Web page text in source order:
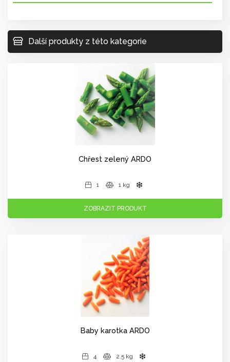
Další produkty z této kategorie
Chřest zelený ARDO
1 1 kg
ZOBRAZIT PRODUKT
Baby karotka ARDO
4 2.5 kg